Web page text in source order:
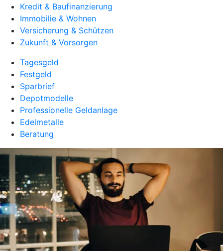
Kredit & Baufinanzierung
Immobilie & Wohnen
Versicherung & Schützen
Zukunft & Vorsorgen
Tagesgeld
Festgeld
Sparbrief
Depotmodelle
Professionelle Geldanlage
Edelmetalle
Beratung